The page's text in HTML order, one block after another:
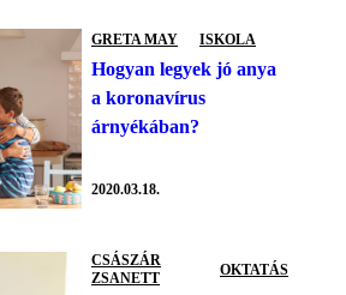
GRETA MAY ISKOLA
Hogyan legyek jó anya
a koronavírus
árnyékában?
2020.03.18.
CSÁSZÁR
ZSANETT
OKTATÁS